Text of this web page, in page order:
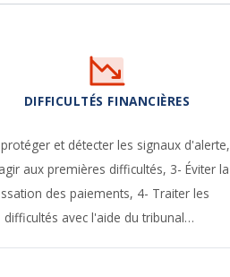
DIFFICULTÉS FINANCIÈRES
et détecter les signaux d'alerte,
aux premières difficultés, 3- Éviter la
des paiements, 4- Traiter les
difficultés avec l'aide du tribunal…